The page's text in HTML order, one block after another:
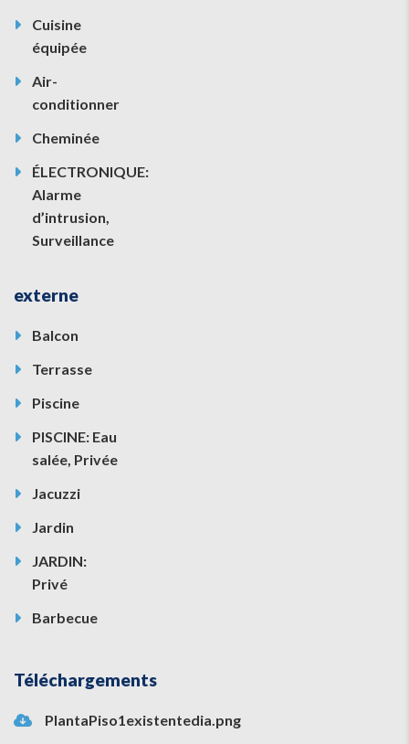
Cuisine
équipée
Air-
conditionner
Cheminée
ÉLECTRONIQUE:
Alarme
d’intrusion,
Surveillance
externe
Balcon
Terrasse
Piscine
PISCINE: Eau
salée, Privée
Jacuzzi
Jardin
JARDIN:
Privé
Barbecue
Téléchargements
PlantaPiso1existentedia.png